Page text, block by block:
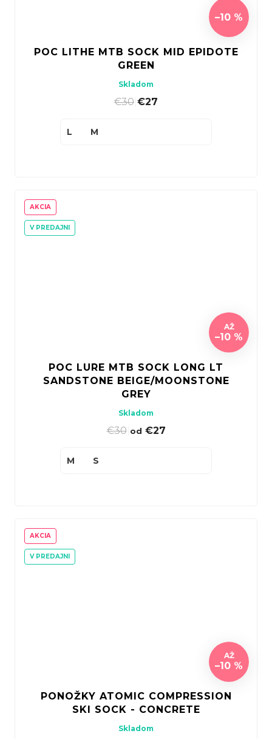
–10 %
POC LITHE MTB SOCK MID EPIDOTE
GREEN
Skladom
€30 €27
L M
AKCIA
V PREDAJNI
AŽ
–10 %
POC LURE MTB SOCK LONG LT
SANDSTONE BEIGE/MOONSTONE
GREY
Skladom
€30| od €27
M S
AKCIA
V PREDAJNI
AŽ
–10 %
PONOŽKY ATOMIC COMPRESSION
SKI SOCK - CONCRETE
Skladom